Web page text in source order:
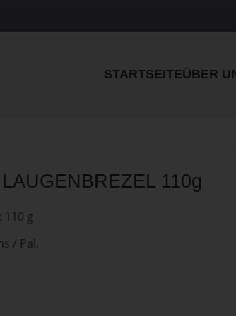
STARTSEITEÜBER
110g
g
/ Pal.